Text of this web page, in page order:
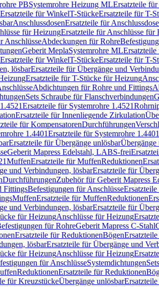
PBSystemrohre Heizung MLErsatzteile
Ersatzteile für WinkelT-StückeErsatzteile für T-
AnschlussdosenErsatzteile für
für HeizungErsatzteile für Anschlüsse für
AnschlüsseAbdeckungen für Rohre
Geberit MeplaSystemrohre ML
Ersatzteile für WinkelT-StückeErsatzteile für T-
lösbarErsatzteile für Übergänge und
Ersatzteile für T-Stücke für Heizung
Abdichtungen für Rohre und Fittings
Sets Schraube für Flanschverbindungen
Ersatzteile für Systemrohre 1.4521
Ersatzteile für Innenliegende Zirkulation
für KompensatorenDurchführungen
1.4401Ersatzteile für Systemrohre 1.4401
Ersatzteile für Übergänge unlösbarÜbergänge
Geberit Mapress Edelstahl, LABS-frei
MuffenErsatzteile für MuffenReduktionen
und Verbindungen, lösbarErsatzteile für
DurchführungenZubehör für Geberit Mapress
FittingsBefestigungen für Anschlüsse
MuffenErsatzteile für MuffenReduktionen
und Verbindungen, lösbarErsatzteile für
für HeizungAnschlüsse für Heizung
für RohreGeberit Mapress C-Stahl
Ersatzteile für ReduktionenBögen
lösbarErsatzteile für Übergänge und
für HeizungAnschlüsse für Heizung
für AnschlüsseSystemdichtungen
ReduktionenErsatzteile für Reduktionen
für KreuzstückeÜbergänge unlösbar